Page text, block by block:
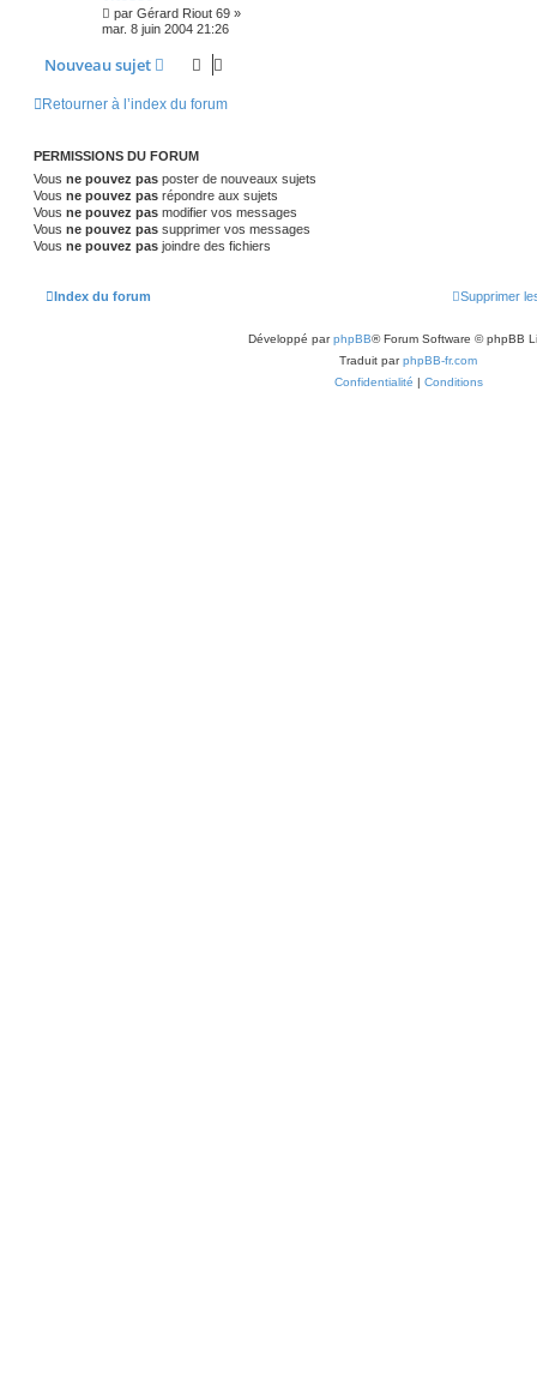
par Gérard Riout 69 »
mar. 8 juin 2004 21:26
Nouveau sujet
Retourner à l’index du forum
PERMISSIONS DU FORUM
Vous ne pouvez pas poster de nouveaux sujets
Vous ne pouvez pas répondre aux sujets
Vous ne pouvez pas modifier vos messages
Vous ne pouvez pas supprimer vos messages
Vous ne pouvez pas joindre des fichiers
Index du forum Supprimer
Développé parphpBB® Forum Software © phpBB
Traduit parphpBB-fr.com
Confidentialité | Conditions